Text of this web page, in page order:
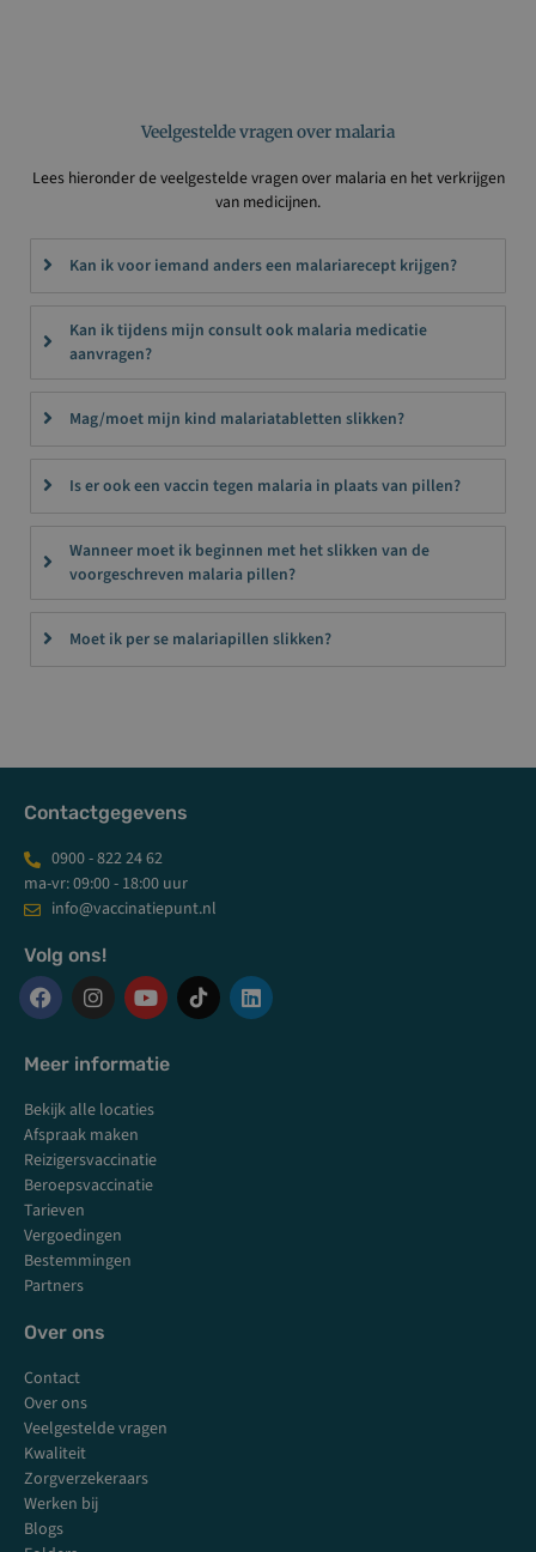
Veelgestelde vragen over malaria
Lees hieronder de veelgestelde vragen over malaria en het verkrijgen
van medicijnen.
Kan ik voor iemand anders een malariarecept krijgen?
Kan ik tijdens mijn consult ook malaria medicatie
aanvragen?
Mag/moet mijn kind malariatabletten slikken?
Is er ook een vaccin tegen malaria in plaats van pillen?
Wanneer moet ik beginnen met het slikken van de
voorgeschreven malaria pillen?
Moet ik per se malariapillen slikken?
Contactgegevens
0900 - 822 24 62
ma-vr: 09:00 - 18:00 uur
info@vaccinatiepunt.nl
Volg ons!
F
c
e
b
o
o
k
I
s
t
a
g
r
a
m
Y
u
t
b
L
Meer informatie
Bekijk alle locaties
Afspraak maken
Reizigersvaccinatie
Beroepsvaccinatie
Tarieven
Vergoedingen
Bestemmingen
Partners
Over ons
Contact
Over ons
Veelgestelde vragen
Kwaliteit
Zorgverzekeraars
Werken bij
Blogs